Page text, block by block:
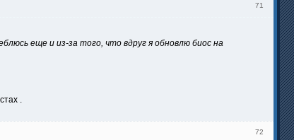
71
еще и из-за того, что вдруг я обновлю биос на
.
72